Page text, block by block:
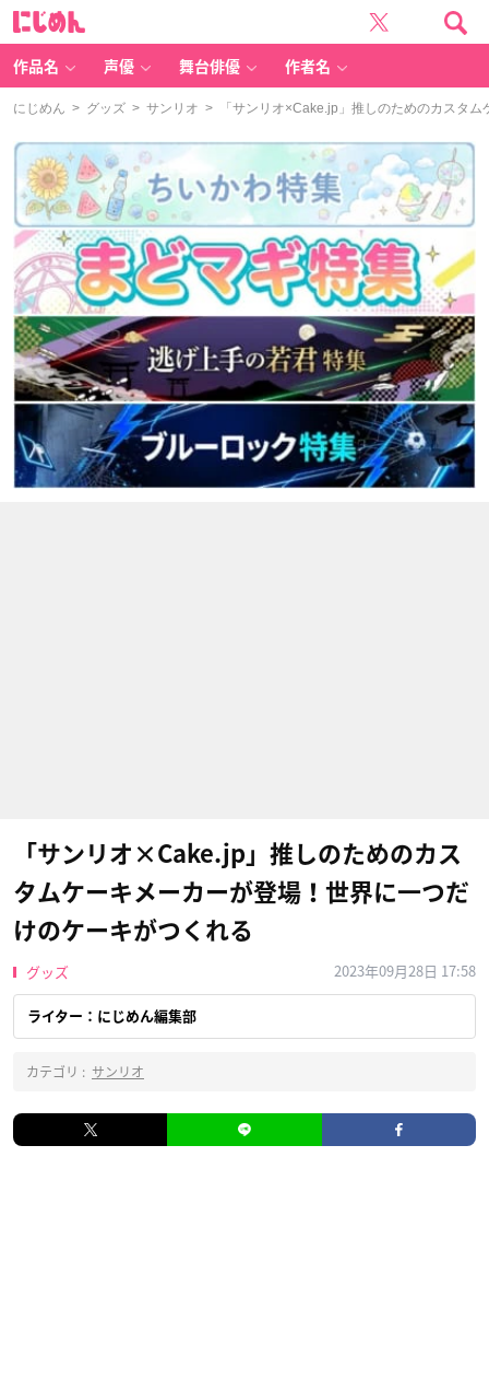
作品名 声優 舞台俳優 作者名
にじめん > グッズ > サンリオ > 「サンリオ×Cake.jp」推しのためのカスタム
「サンリオ×Cake.jp」推しのためのカス
タムケーキメーカーが登場！世界に一つだ
けのケーキがつくれる
グッズ 2023年09月28日 17:58
ライター：にじめん編集部
カテゴリ : サンリオ